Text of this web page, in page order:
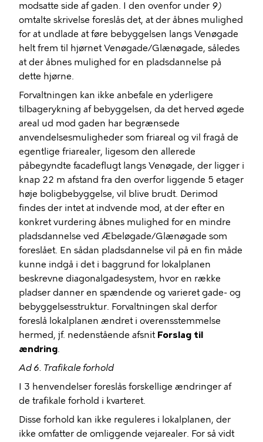
modsatte side af gaden. I den ovenfor under 9)
omtalte skrivelse foreslås det, at der åbnes mulighed
for at undlade at føre bebyggelsen langs Venøgade
helt frem til hjørnet Venøgade/Glænøgade, således
at der åbnes mulighed for en pladsdannelse på
dette hjørne.
Forvaltningen kan ikke anbefale en yderligere
tilbagerykning af bebyggelsen, da det herved øgede
areal ud mod gaden har begrænsede
anvendelsesmuligheder som friareal og vil fragå de
egentlige friarealer, ligesom den allerede
påbegyndte facadeflugt langs Venøgade, der ligger i
knap 22 m afstand fra den overfor liggende 5 etager
høje boligbebyggelse, vil blive brudt. Derimod
findes der intet at indvende mod, at der efter en
konkret vurdering åbnes mulighed for en mindre
pladsdannelse ved Æbeløgade/Glænøgade som
foreslået. En sådan pladsdannelse vil på en fin måde
kunne indgå i det i baggrund for lokalplanen
beskrevne diagonalgadesystem, hvor en række
pladser danner en spændende og varieret gade- og
bebyggelsesstruktur. Forvaltningen skal derfor
foreslå lokalplanen ændret i overensstemmelse
hermed, jf. nedenstående afsnit Forslag til
ændring.
Ad 6. Trafikale forhold
I 3 henvendelser foreslås forskellige ændringer af
de trafikale forhold i kvarteret.
Disse forhold kan ikke reguleres i lokalplanen, der
ikke omfatter de omliggende vejarealer. For så vidt